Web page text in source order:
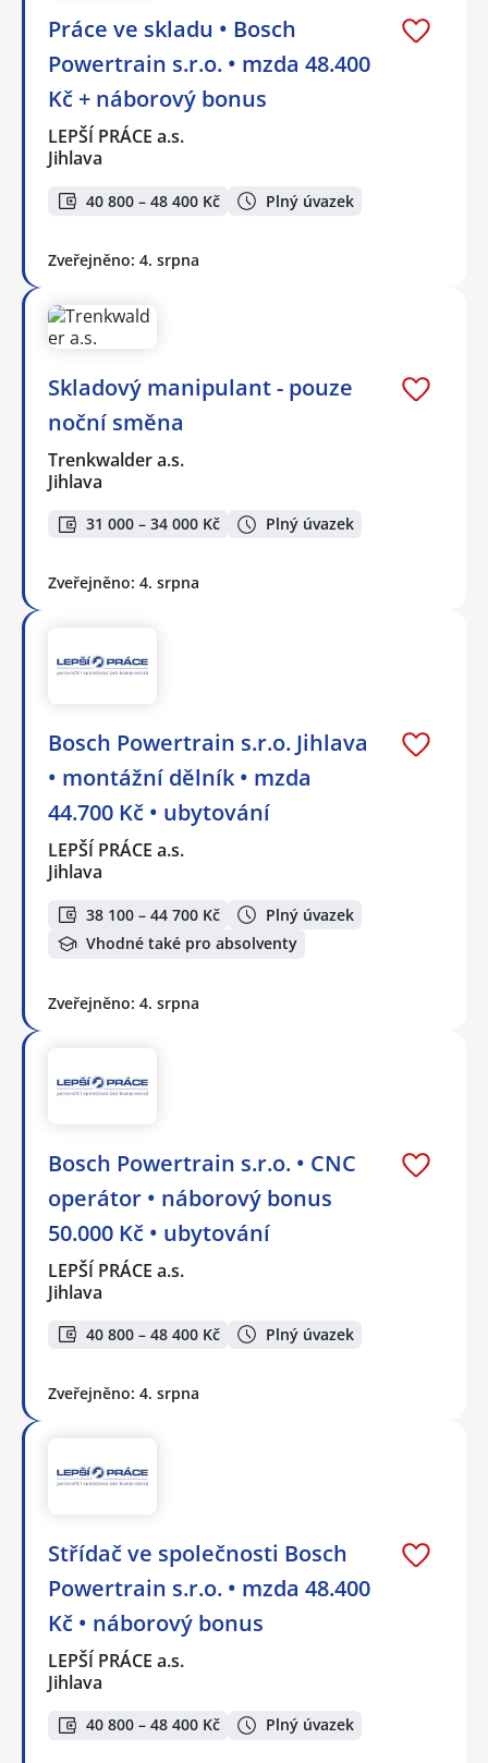
Práce ve skladu • Bosch
Powertrain s.r.o. • mzda 48.400
Kč + náborový bonus
LEPŠÍ PRÁCE a.s.
Jihlava
40 800 – 48 400 Kč Plný úvazek
Zveřejněno: 4. srpna
Skladový manipulant - pouze
noční směna
Trenkwalder a.s.
Jihlava
31 000 – 34 000 Kč Plný úvazek
Zveřejněno: 4. srpna
Bosch Powertrain s.r.o. Jihlava
• montážní dělník • mzda
44.700 Kč • ubytování
LEPŠÍ PRÁCE a.s.
Jihlava
38 100 – 44 700 Kč
Plný úvazek
Vhodné také pro absolventy
Zveřejněno: 4. srpna
Bosch Powertrain s.r.o. • CNC
operátor • náborový bonus
50.000 Kč • ubytování
LEPŠÍ PRÁCE a.s.
Jihlava
40 800 – 48 400 Kč Plný úvazek
Zveřejněno: 4. srpna
Střídač ve společnosti Bosch
Powertrain s.r.o. • mzda 48.400
Kč • náborový bonus
LEPŠÍ PRÁCE a.s.
Jihlava
40 800 – 48 400 Kč Plný úvazek